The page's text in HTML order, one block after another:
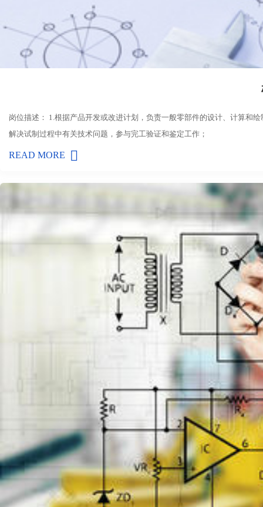
岗位描述： 1.根据产品开发或改进计划，负责一般零部件的设计、计算和
解决试制过程中有关技术问题，参与完工验证和鉴定工作；
READ MORE